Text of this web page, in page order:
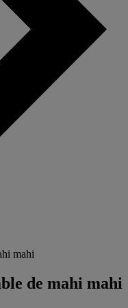
mahi
de mahi mahi